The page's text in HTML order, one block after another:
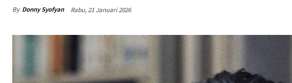
By Donny Syofyan Rabu, 21 Januari 2026